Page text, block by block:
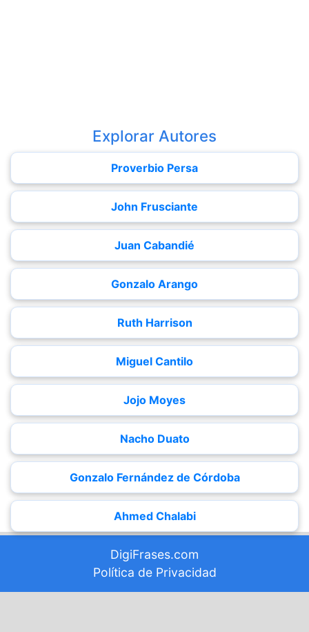
Explorar Autores
Proverbio Persa
John Frusciante
Juan Cabandié
Gonzalo Arango
Ruth Harrison
Miguel Cantilo
Jojo Moyes
Nacho Duato
Gonzalo Fernández de Córdoba
Ahmed Chalabi
DigiFrases.com
Política de Privacidad